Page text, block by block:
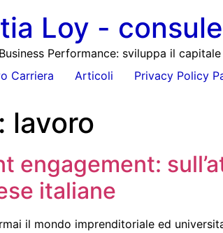
Loy -
Performance: sviluppa il
Carriera
Articoli Privacy Policy
lavoro
engagement:
italiane
il mondo imprenditoriale ed